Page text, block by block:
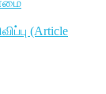
(Article